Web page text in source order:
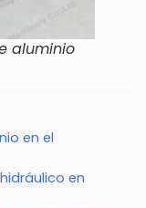
aluminio
en el
en